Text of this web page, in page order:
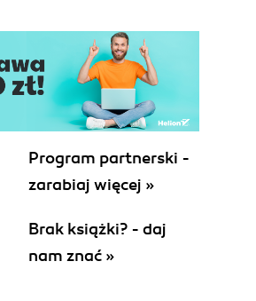
Program partnerski -
zarabiaj więcej »
Brak książki? - daj
nam znać »